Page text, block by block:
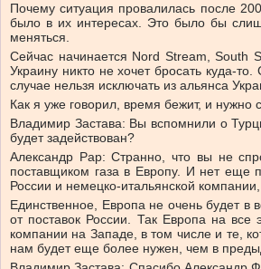
Почему ситуация провалилась после
было в их интересах. Это было бы
меняться.
Сейчас начинается Nord Stream, South
Украину никто не хочет бросать куда-
случае нельзя исключать из альянса
Как я уже говорил, время бежит, и нужно
Владимир Застава: Вы вспомнили о
будет задействован?
Александр Рар: Странно, что вы не
поставщиком газа в Европу. И нет еще
России и немецко-итальянской компании,
Единственное, Европа не очень будет в
от поставок России. Так Европа на все
компании на Западе, в том числе и те,
нам будет еще более нужен, чем в